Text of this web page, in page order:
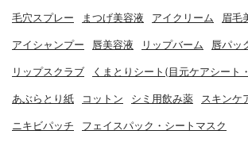
毛穴スプレー まつげ美容液 アイクリーム 眉毛
アイシャンプー 唇美容液 リップバーム 唇パッ
リップスクラブ くまとりシート(目元ケアシート
あぶらとり紙 コットン シミ用飲み薬 スキンケ
ニキビパッチ フェイスパック・シートマスク